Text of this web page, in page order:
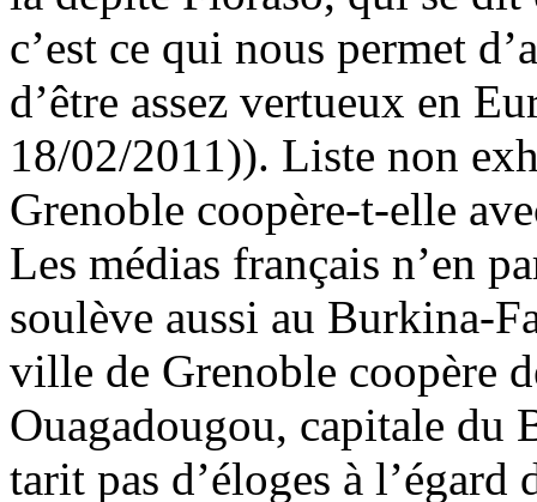
c’est ce qui nous permet
d’être assez vertueux en
18/02/2011)). Liste non
Grenoble coopère-t-elle
Les médias français n’en
soulève aussi au Burkina-
ville de Grenoble coopère
Ouagadougou, capitale du
tarit pas d’éloges à